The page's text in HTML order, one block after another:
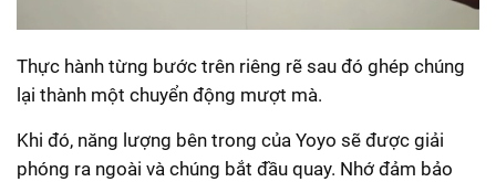
Thực hành từng bước trên riêng rẽ sau đó ghép chúng
lại thành một chuyển động mượt mà.
Khi đó, năng lượng bên trong của Yoyo sẽ được giải
phóng ra ngoài và chúng bắt đầu quay. Nhớ đảm bảo